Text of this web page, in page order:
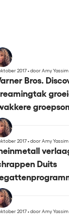
2017•door Amy Yassim
Bros.
2017•door Amy Yassim
Duits
2017•door Amy Yassim